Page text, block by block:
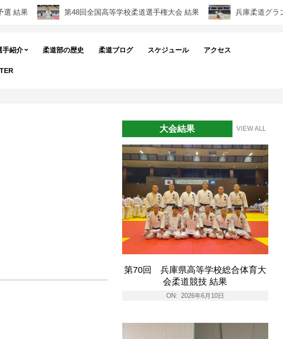
第48回全国高等学校柔道選手権大会 結果 兵庫柔道グランプリ
手紹介 柔道部の歴史 柔道ブログ スケジュール アクセス
大会結果 VIEW ALL
第70回 兵庫県高等学校総合体育大
会柔道競技 結果
ON: 2026年6月10日